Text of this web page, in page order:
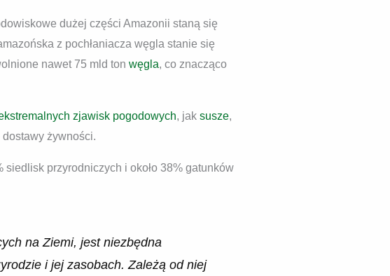
dużej części Amazonii staną się
z pochłaniacza węgla stanie się
nawet 75 mld ton węgla, co znacząco
zjawisk pogodowych, jak susze,
żywności.
przyrodniczych i około 38% gatunków
na Ziemi, jest niezbędna
i jej zasobach. Zależą od niej